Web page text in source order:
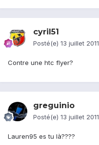
cyril51
Posté(e) 13 juillet 2011
Contre une htc flyer?
greguinio
Posté(e) 13 juillet 2011
Lauren95 es tu là????